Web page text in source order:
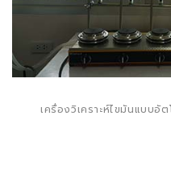
เครื่องวิเคราะห์ไขมันแบบอั